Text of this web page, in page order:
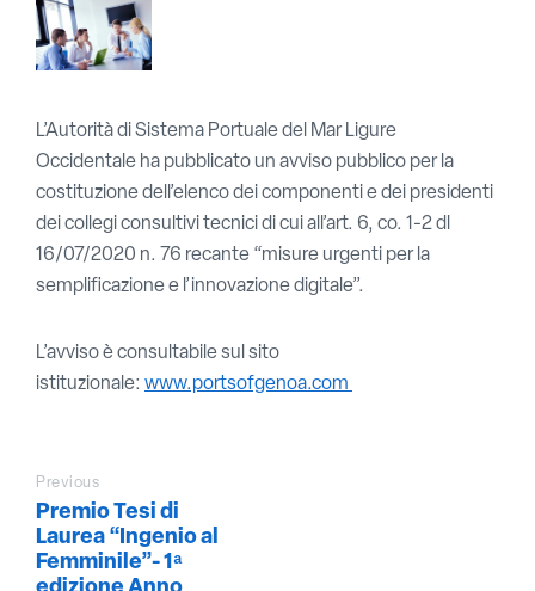
L’Autorità di Sistema Portuale del Mar Ligure
Occidentale ha pubblicato un avviso pubblico per la
costituzione dell’elenco dei componenti e dei presidenti
dei collegi consultivi tecnici di cui all’art. 6, co. 1-2 dl
16/07/2020 n. 76 recante “misure urgenti per la
semplificazione e l’innovazione digitale”.
L’avviso è consultabile sul sito
istituzionale: www.portsofgenoa.com
Previous
Premio Tesi di
Laurea “Ingenio al
Femminile”- 1 ͣ